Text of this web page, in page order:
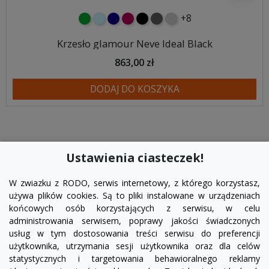
zielonybłękitnygranatowy
malinowy
czarnyciemno szary
jasnoszary
+8
Krzesło glamour Neve Ideal Black
863,00 zł
DODAJ DO KOSZYKA
Ustawienia ciasteczek!
W zwiazku z RODO, serwis internetowy, z którego korzystasz,
używa plików cookies. Są to pliki instalowane w urządzeniach
końcowych osób korzystających z serwisu, w celu
administrowania serwisem, poprawy jakości świadczonych
usług w tym dostosowania treści serwisu do preferencji
użytkownika, utrzymania sesji użytkownika oraz dla celów
statystycznych i targetowania behawioralnego reklamy